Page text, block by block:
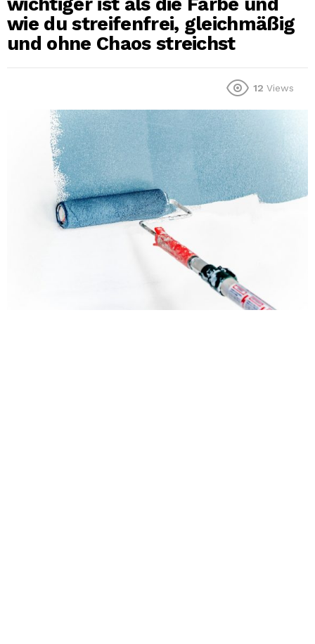
wie du streifenfrei, gleichmäßig
und ohne Chaos streichst
12 Views